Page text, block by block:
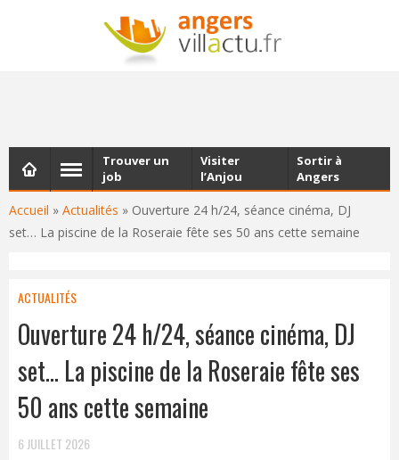
NEWSLETTER
Les dernières actualités d'Angers, chaque vendredi dans
Accueil » Actualités » Ouverture 24 h/24, séance cinéma, DJ
set… La piscine de la Roseraie fête ses 50 ans cette semaine
Trouver un
job
Visiter
l’Anjou
Sortir à
Angers
ACTUALITÉS
Ouverture 24 h/24, séance cinéma, DJ
set… La piscine de la Roseraie fête ses
50 ans cette semaine
6 JUILLET 2026